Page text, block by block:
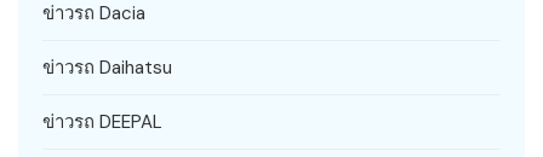
ข่าวรถ Dacia
ข่าวรถ Daihatsu
ข่าวรถ DEEPAL